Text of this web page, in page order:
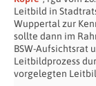
Leitbild in
Wuppertal zur
sollte dann im
BSW-Aufsichtsrat
Leitbildprozess
vorgelegten